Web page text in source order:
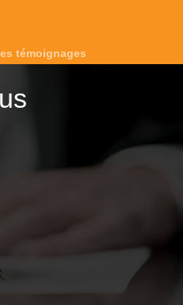
témoignages